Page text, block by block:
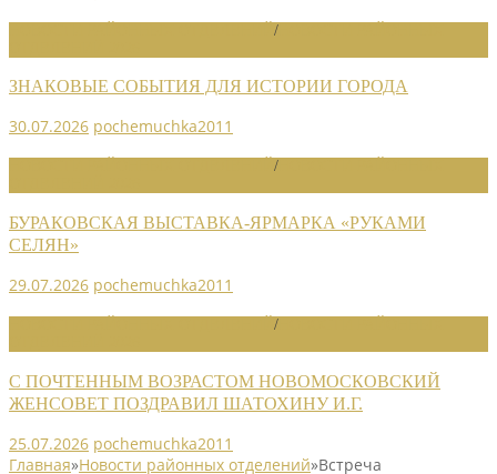
/
ЗНАКОВЫЕ СОБЫТИЯ ДЛЯ ИСТОРИИ ГОРОДА
30.07.2026 pochemuchka2011
/
БУРАКОВСКАЯ ВЫСТАВКА-ЯРМАРКА «РУКАМИ
СЕЛЯН»
29.07.2026 pochemuchka2011
/
С ПОЧТЕННЫМ ВОЗРАСТОМ НОВОМОСКОВСКИЙ
ЖЕНСОВЕТ ПОЗДРАВИЛ ШАТОХИНУ И.Г.
25.07.2026 pochemuchka2011
Главная»Новости районных отделений»Встреча